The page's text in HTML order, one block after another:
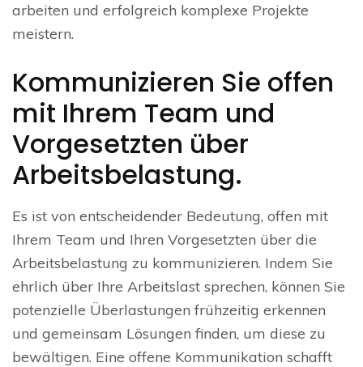
arbeiten und erfolgreich komplexe Projekte
meistern.
Kommunizieren Sie offen
mit Ihrem Team und
Vorgesetzten über
Arbeitsbelastung.
Es ist von entscheidender Bedeutung, offen mit
Ihrem Team und Ihren Vorgesetzten über die
Arbeitsbelastung zu kommunizieren. Indem Sie
ehrlich über Ihre Arbeitslast sprechen, können Sie
potenzielle Überlastungen frühzeitig erkennen
und gemeinsam Lösungen finden, um diese zu
bewältigen. Eine offene Kommunikation schafft